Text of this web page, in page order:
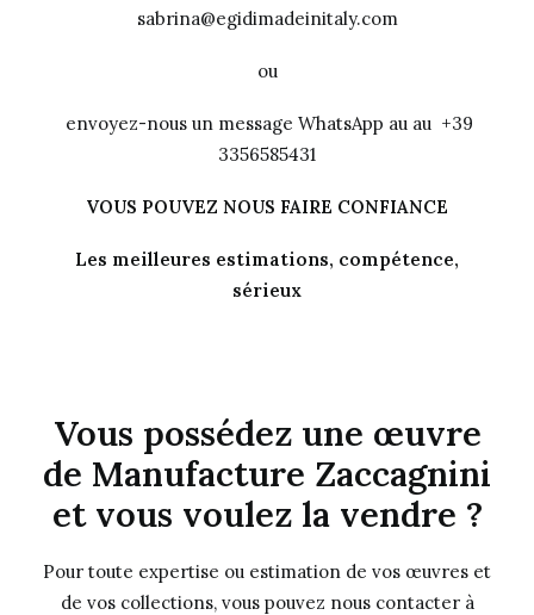
sabrina@egidimadeinitaly.com
ou
envoyez-nous un message WhatsApp au au +39
3356585431
VOUS POUVEZ NOUS FAIRE CONFIANCE
Les meilleures estimations, compétence,
sérieux
Vous possédez une œuvre
de Manufacture Zaccagnini
et vous voulez la vendre ?
Pour toute expertise ou estimation de vos œuvres et
de vos collections, vous pouvez nous contacter à